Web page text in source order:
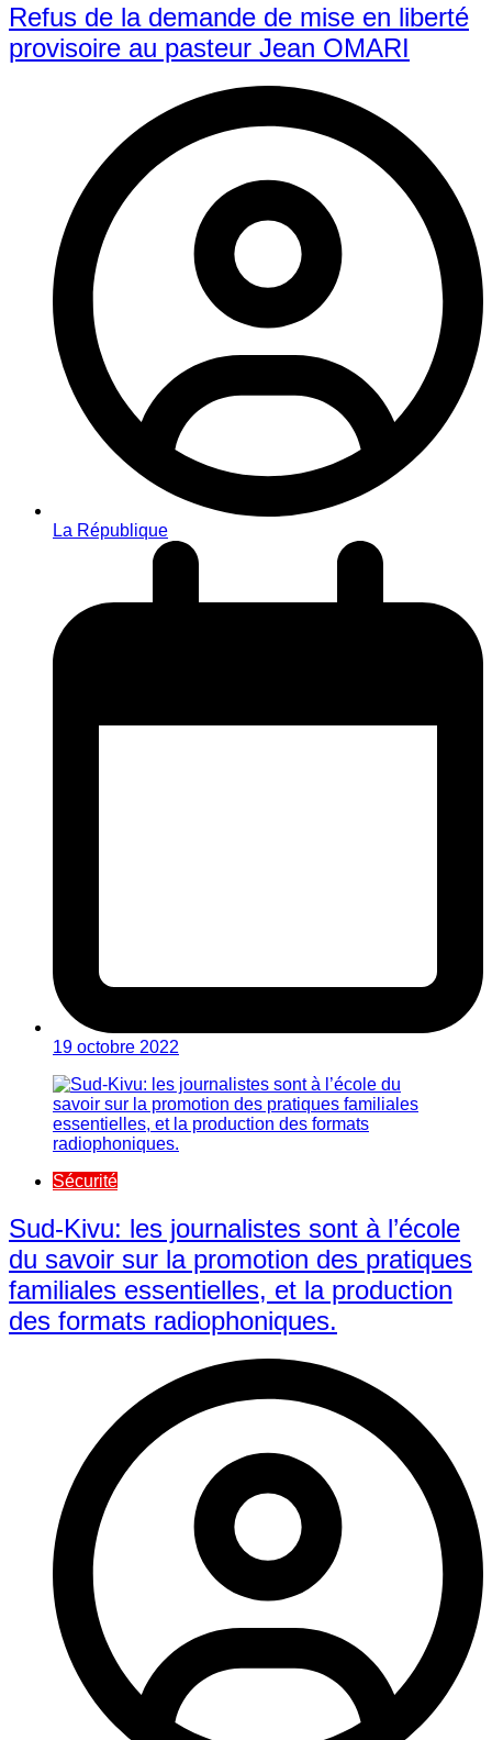
Refus de la demande de mise en liberté
provisoire au pasteur Jean OMARI
La République
19 octobre 2022
Sécurité
Sud-Kivu: les journalistes sont à l’école
du savoir sur la promotion des pratiques
familiales essentielles, et la production
des formats radiophoniques.